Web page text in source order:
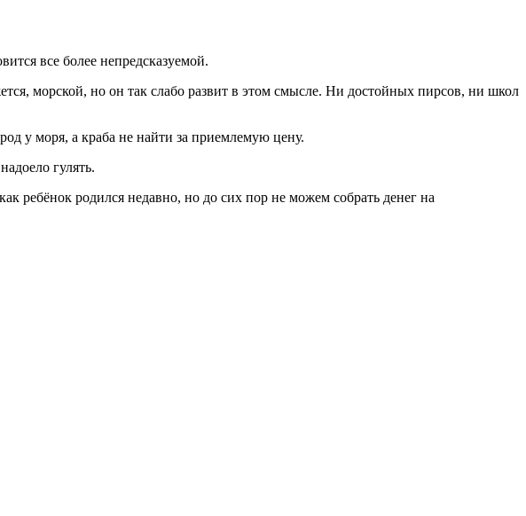
все более непредсказуемой.
морской, но он так слабо развит в этом смысле. Ни достойных пирсов, ни школ
у моря, а краба не найти за приемлемую цену.
гулять.
ребёнок родился недавно, но до сих пор не можем собрать денег на